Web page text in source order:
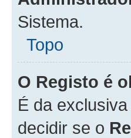
Sistema.
Topo
O Registo é
É da
decidir se o